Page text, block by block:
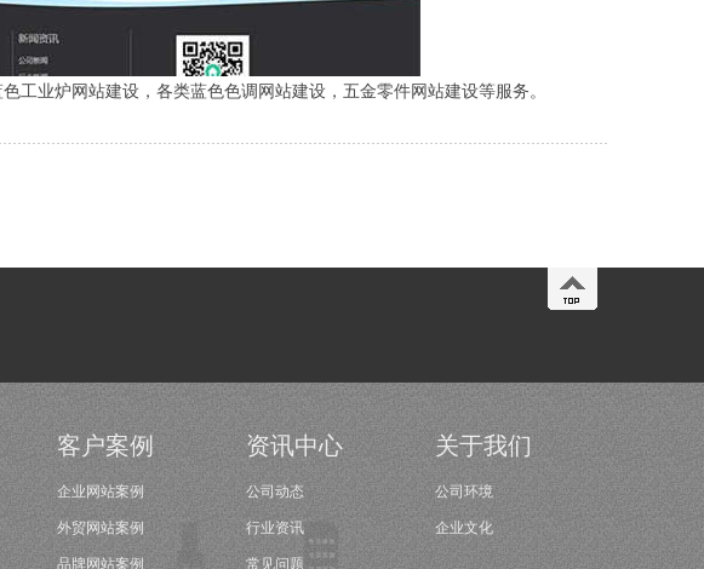
工业炉网站建设，各类蓝色色调网站建设，五金零件网站建设等服务。
客户案例
企业网站案例
外贸网站案例
品牌网站案例
资讯中心
公司动态
行业资讯
常见问题
关于我们
公司环境
企业文化